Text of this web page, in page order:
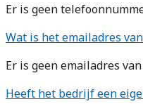
Er is geen
Wat is het emailadres
Er is geen emailadres
Heeft het bedrijf een